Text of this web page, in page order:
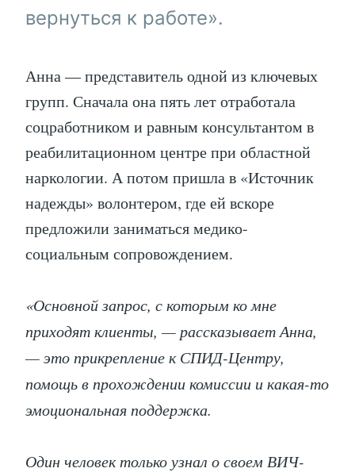
вернуться к работе».
Анна — представитель одной из ключевых
групп. Сначала она пять лет отработала
соцработником и равным консультантом в
реабилитационном центре при областной
наркологии. А потом пришла в «Источник
надежды» волонтером, где ей вскоре
предложили заниматься медико-
социальным сопровождением.
«Основной запрос, с которым ко мне
приходят клиенты, — рассказывает Анна,
— это прикрепление к СПИД-Центру,
помощь в прохождении комиссии и какая-то
эмоциональная поддержка.
Один человек только узнал о своем ВИЧ-